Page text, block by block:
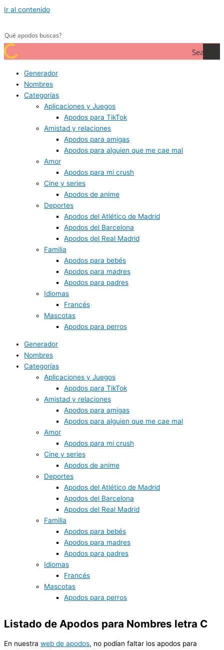
Ir al contenido
Search
Generador
Nombres
Categorías
Aplicaciones y Juegos
Apodos para TikTok
Amistad y relaciones
Apodos para amigas
Apodos para alguien que me cae mal
Amor
Apodos para mi crush
Cine y series
Apodos de anime
Deportes
Apodos del Atlético de Madrid
Apodos del Barcelona
Apodos del Real Madrid
Familia
Apodos para bebés
Apodos para madres
Apodos para padres
Idiomas
Francés
Mascotas
Apodos para perros
Generador
Nombres
Categorías
Aplicaciones y Juegos
Apodos para TikTok
Amistad y relaciones
Apodos para amigas
Apodos para alguien que me cae mal
Amor
Apodos para mi crush
Cine y series
Apodos de anime
Deportes
Apodos del Atlético de Madrid
Apodos del Barcelona
Apodos del Real Madrid
Familia
Apodos para bebés
Apodos para madres
Apodos para padres
Idiomas
Francés
Mascotas
Apodos para perros
Listado de Apodos para Nombres letra C
En nuestra web de apodos, no podían faltar los apodos para